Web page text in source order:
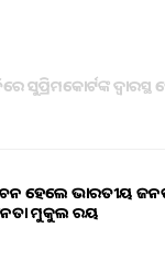
ସୁପ୍ରିମକୋର୍ଟଙ୍କ ଦ୍ଵାରସ୍ଥ
ହେଲେ ଭାରତୀୟ
ମୁକୁଲ ରୟ